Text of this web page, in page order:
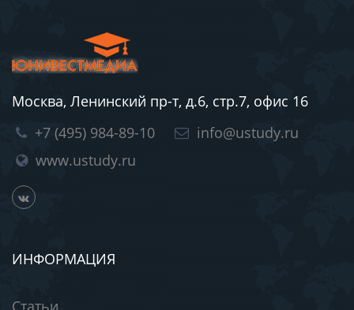
Москва, Ленинский пр-т, д.6, стр.7, офис 16
+7 (495) 984-89-10
info@ustudy.ru
www.ustudy.ru
ИНФОРМАЦИЯ